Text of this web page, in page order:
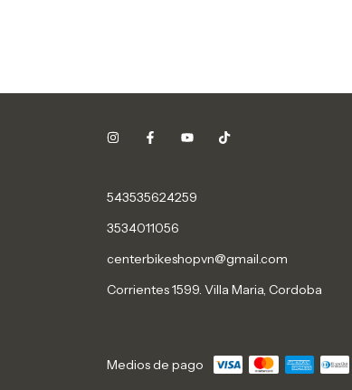
543535624259
3534011056
centerbikeshopvn@gmail.com
Corrientes 1599. Villa Maria, Cordoba
Medios de pago